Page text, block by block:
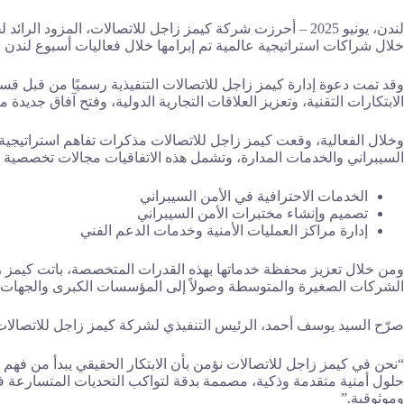
لندن، يونيو 2025 – أحرزت شركة كيمز زاجل للاتصالات،
خلال شراكات استراتيجية عالمية تم إبرامها خلال فعاليات أسبوع لندن
وقد تمت دعوة إدارة كيمز زاجل للاتصالات التنفيذية رسميًا من قبل
الابتكارات التقنية، وتعزيز العلاقات التجارية الدولية، وفتح
السيبراني والخدمات المدارة، وتشمل هذه الاتفاقيات مجالات
الخدمات الاحترافية في الأمن السيبراني
تصميم وإنشاء مختبرات الأمن السيبراني
إدارة مراكز العمليات الأمنية وخدمات الدعم الفني
ومن خلال تعزيز محفظة خدماتها بهذه القدرات المتخصصة، باتت كيمز
الشركات الصغيرة والمتوسطة وصولاً إلى المؤسسات الكبرى
صرّح السيد يوسف أحمد، الرئيس التنفيذي لشركة كيمز زاجل
“نحن في كيمز زاجل للاتصالات نؤمن بأن الابتكار الحقيقي يبدأ من
حلول أمنية متقدمة وذكية، مصممة بدقة لتواكب التحديات المتسارعة
وموثوقية.”